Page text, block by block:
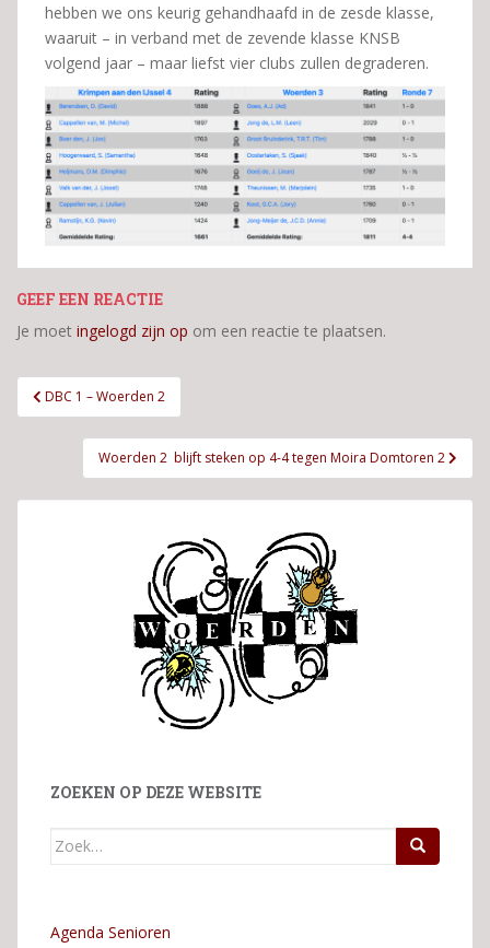
hebben we ons keurig gehandhaafd in de zesde klasse,
waaruit – in verband met de zevende klasse KNSB
volgend jaar – maar liefst vier clubs zullen degraderen.
GEEF EEN REACTIE
Je moet ingelogd zijn op om een reactie te plaatsen.
Bericht
navigatie
DBC 1 – Woerden 2
Woerden 2 blijft steken op 4-4 tegen Moira Domtoren 2
ZOEKEN OP DEZE WEBSITE
Zoek
Agenda Senioren